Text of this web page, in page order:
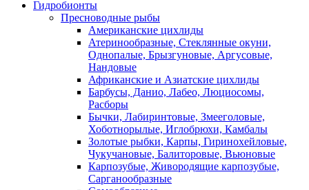
Гидробионты
Пресноводные рыбы
Американские цихлиды
Атеринообразные, Стеклянные окуни,
Однопалые, Брызгуновые, Аргусовые,
Нандовые
Африканские и Азиатские цихлиды
Барбусы, Данио, Лабео, Люциосомы,
Расборы
Бычки, Лабиринтовые, Змееголовые,
Хоботнорылые, Иглобрюхи, Камбалы
Золотые рыбки, Карпы, Гиринохейловые,
Чукучановые, Балиторовые, Вьюновые
Карпозубые, Живородящие карпозубые,
Сарганообразные